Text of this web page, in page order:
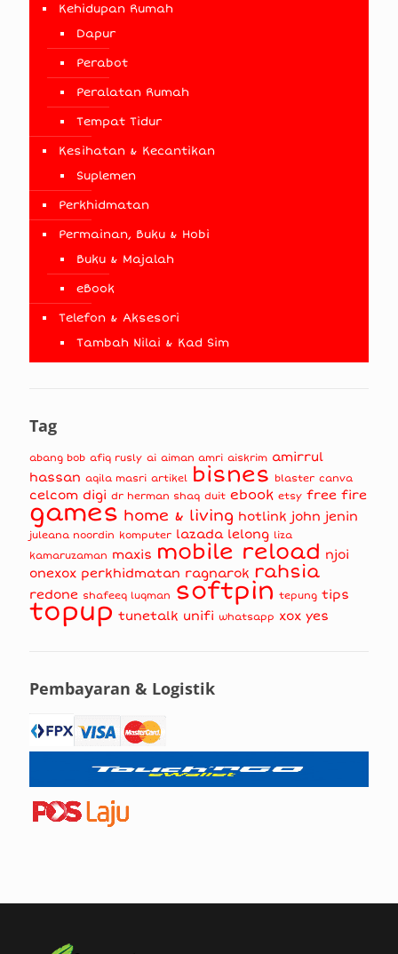
Kehidupan Rumah
Dapur
Perabot
Peralatan Rumah
Tempat Tidur
Kesihatan & Kecantikan
Suplemen
Perkhidmatan
Permainan, Buku & Hobi
Buku & Majalah
eBook
Telefon & Aksesori
Tambah Nilai & Kad Sim
Tag
abang bob afiq rusly ai aiman amri aiskrim amirrul
hassan aqila masri artikel bisnes blaster canva
celcom digi dr herman shaq duit ebook etsy free fire
games home & living hotlink john jenin
juleana noordin komputer lazada lelong liza
kamaruzaman maxis mobile reload njoi
onexox perkhidmatan ragnarok rahsia
redone shafeeq luqman softpin tepung tips
topup tunetalk unifi whatsapp xox yes
Pembayaran & Logistik